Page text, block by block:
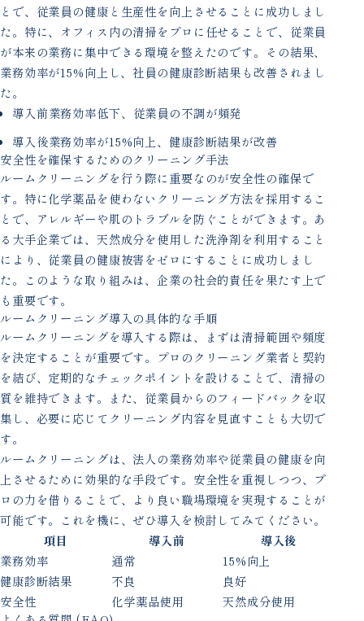
とで、従業員の健康と生産性を向上させることに成功しまし
た。特に、オフィス内の清掃をプロに任せることで、従業員
が本来の業務に集中できる環境を整えたのです。その結果、
業務効率が15%向上し、社員の健康診断結果も改善されまし
た。
導入前業務効率低下、従業員の不調が頻発
導入後業務効率が15%向上、健康診断結果が改善
安全性を確保するためのクリーニング手法
ルームクリーニングを行う際に重要なのが安全性の確保で
す。特に化学薬品を使わないクリーニング方法を採用するこ
とで、アレルギーや肌のトラブルを防ぐことができます。あ
る大手企業では、天然成分を使用した洗浄剤を利用すること
により、従業員の健康被害をゼロにすることに成功しまし
た。このような取り組みは、企業の社会的責任を果たす上で
も重要です。
ルームクリーニング導入の具体的な手順
ルームクリーニングを導入する際は、まずは清掃範囲や頻度
を決定することが重要です。プロのクリーニング業者と契約
を結び、定期的なチェックポイントを設けることで、清掃の
質を維持できます。また、従業員からのフィードバックを収
集し、必要に応じてクリーニング内容を見直すことも大切で
す。
ルームクリーニングは、法人の業務効率や従業員の健康を向
上させるために効果的な手段です。安全性を重視しつつ、プ
ロの力を借りることで、より良い職場環境を実現することが
可能です。これを機に、ぜひ導入を検討してみてください。
項目
導入前
導入後
業務効率
通常
15%向上
健康診断結果
不良
良好
安全性
化学薬品使用
天然成分使用